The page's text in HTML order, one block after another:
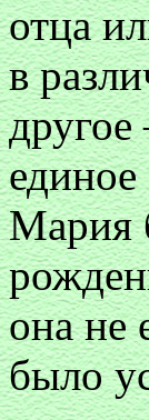
отца
в
Мария
она не
было